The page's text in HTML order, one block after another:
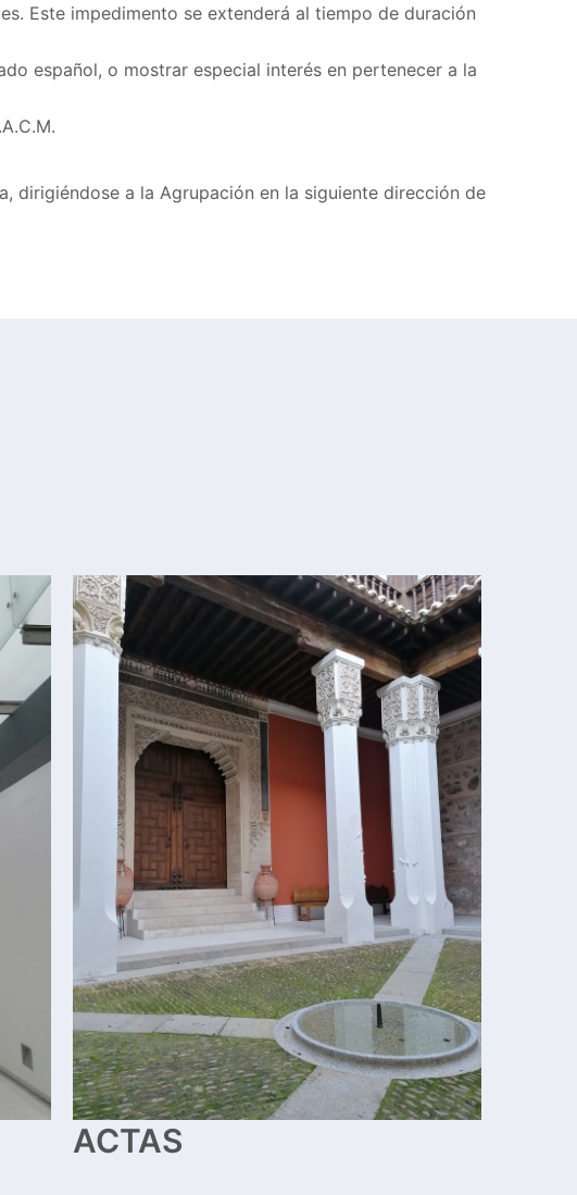
Este impedimento se extenderá al tiempo de duración
español, o mostrar especial interés en pertenecer a la
dirigiéndose a la Agrupación en la siguiente dirección de
ACTAS